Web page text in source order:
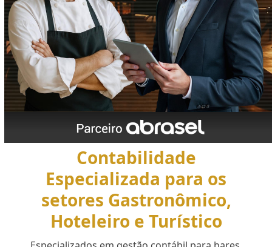
Contabilidade
Especializada para os
setores Gastronômico,
Hoteleiro e Turístico